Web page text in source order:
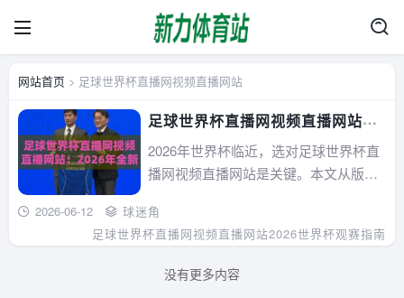
网站首页 > 足球世界杯直播网视频直播网站
足球世界杯直播网视频直播网站：
2026年全新观赛指南，你GET了
吗？
2026年世界杯临近，选对足球世界杯直
播网视频直播网站是关键。本文从版
咕、抖音等主流平台，结合真实用户反
馈与实用Q&A，帮你避开盗播雷区，找
是干货。...
2026-06-12
球迷角
足球世界杯直播网视频直播网站2026世界杯观赛指南
没有更多内容